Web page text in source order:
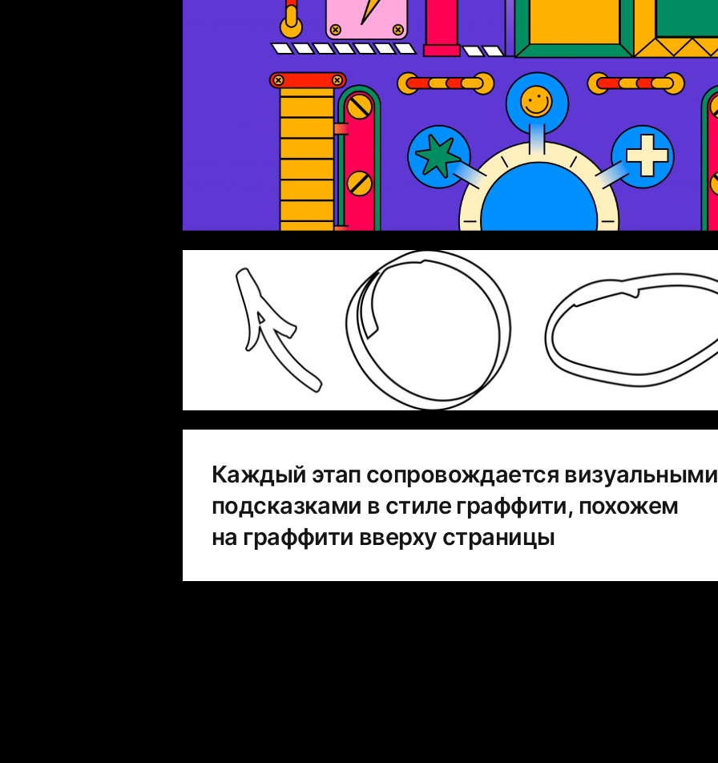
Каждый этап сопровождается визуальными
подсказками в стиле граффити, похожем
на граффити вверху страницы